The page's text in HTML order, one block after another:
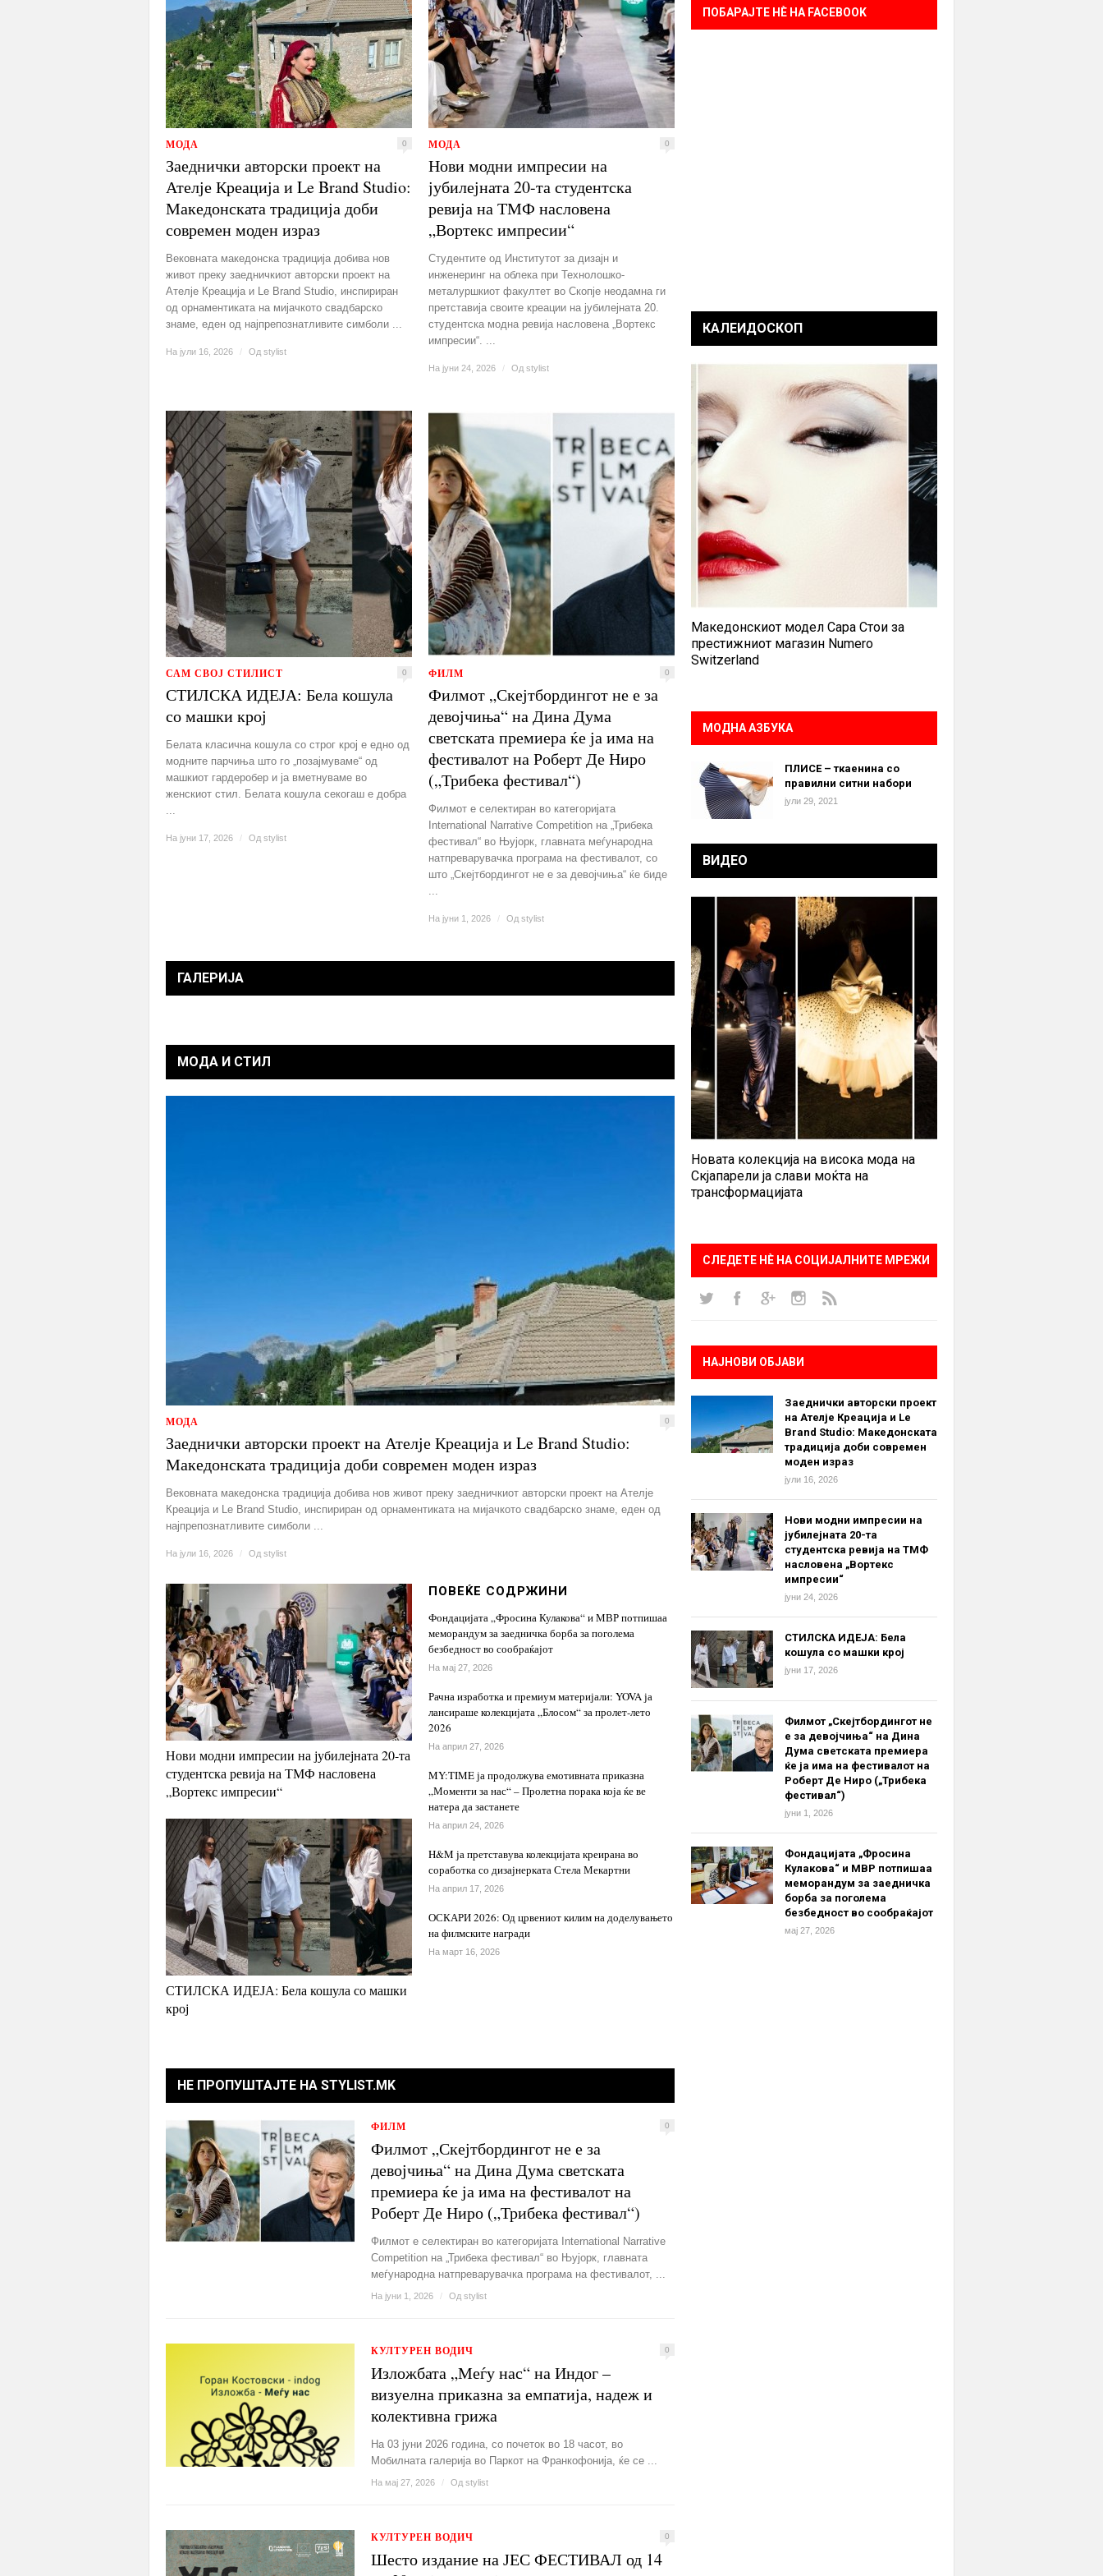
МОДА 0
Заеднички авторски проект на
Ателје Креација и Le Brand Studio:
Македонската традиција доби
современ моден израз
Вековната македонска традиција добива нов
живот преку заедничкиот авторски проект на
Ателје Креација и Le Brand Studio, инспириран
од орнаментиката на мијачкото свадбарско
знаме, еден од најпрепознатливите симболи ...
На јули 16, 2026 / Од stylist
МОДА 0
Нови модни импресии на
јубилејната 20-та студентска
ревија на ТМФ насловена
„Вортекс импресии“
Студентите од Институтот за дизајн и
инженеринг на облека при Технолошко-
металуршкиот факултет во Скопје неодамна ги
претставија своите креации на јубилејната 20.
студентска модна ревија насловена „Вортекс
импресии“. ...
На јуни 24, 2026 / Од stylist
САМ СВОЈ СТИЛИСТ 0
СТИЛСКА ИДЕЈА: Бела кошула
со машки крој
Белата класична кошула со строг крој е едно од
модните парчиња што го „позајмуваме“ од
машкиот гардеробер и ја вметнуваме во
женскиот стил. Белата кошула секогаш е добра
...
На јуни 17, 2026 / Од stylist
ФИЛМ 0
Филмот „Скејтбордингот не е за
девојчиња“ на Дина Дума
светската премиера ќе ја има на
фестивалот на Роберт Де Ниро
(„Трибека фестивал“)
Филмот е селектиран во категоријата
International Narrative Competition на „Трибека
фестивал“ во Њујорк, главната меѓународна
натпреварувачка програма на фестивалот, со
што „Скејтбордингот не е за девојчиња“ ќе биде
...
На јуни 1, 2026 / Од stylist
ГАЛЕРИЈА
МОДА И СТИЛ
МОДА 0
Заеднички авторски проект на Ателје Креација и Le Brand Studio:
Македонската традиција доби современ моден израз
Вековната македонска традиција добива нов живот преку заедничкиот авторски проект на Ателје
Креација и Le Brand Studio, инспириран од орнаментиката на мијачкото свадбарско знаме, еден од
најпрепознатливите симболи ...
На јули 16, 2026 / Од stylist
Нови модни импресии на јубилејната 20-та
студентска ревија на ТМФ насловена
„Вортекс импресии“
СТИЛСКА ИДЕЈА: Бела кошула со машки
крој
ПОВЕЌЕ СОДРЖИНИ
Фондацијата „Фросина Кулакова“ и МВР потпишаа
меморандум за заедничка борба за поголема
безбедност во сообраќајот
На мај 27, 2026
Рачна изработка и премиум материјали: YOVA ја
лансираше колекцијата „Блосом“ за пролет-лето
2026
На април 27, 2026
MY:TIME ја продолжува емотивната приказна
„Моменти за нас“ – Пролетна порака која ќе ве
натера да застанете
На април 24, 2026
H&M ја претставува колекцијата креирана во
соработка со дизајнерката Стела Мекартни
На април 17, 2026
ОСКАРИ 2026: Од црвениот килим на доделувањето
на филмските награди
На март 16, 2026
НЕ ПРОПУШТАЈТЕ НА STYLIST.MK
ФИЛМ 0
Филмот „Скејтбордингот не е за
девојчиња“ на Дина Дума светската
премиера ќе ја има на фестивалот на
Роберт Де Ниро („Трибека фестивал“)
Филмот е селектиран во категоријата International Narrative
Competition на „Трибека фестивал“ во Њујорк, главната
меѓународна натпреварувачка програма на фестивалот, ...
На јуни 1, 2026 / Од stylist
КУЛТУРЕН ВОДИЧ 0
Изложбата „Меѓу нас“ на Индог –
визуелна приказна за емпатија, надеж и
колективна грижа
На 03 јуни 2026 година, со почеток во 18 часот, во
Мобилната галерија во Паркот на Франкофонија, ќе се ...
На мај 27, 2026 / Од stylist
КУЛТУРЕН ВОДИЧ 0
Шесто издание на ЈЕС ФЕСТИВАЛ од 14
ПОБАРАЈТЕ НÈ НА FACEBOOK
КАЛЕИДОСКОП
Македонскиот модел Сара Стои за
престижниот магазин Numero
Switzerland
МОДНА АЗБУКА
ПЛИСЕ – ткаенина со
правилни ситни набори
јули 29, 2021
ВИДЕО
Новата колекција на висока мода на
Скјапарели ја слави моќта на
трансформацијата
СЛЕДЕТЕ НÈ НА СОЦИЈАЛНИТЕ МРЕЖИ
НАЈНОВИ ОБЈАВИ
Заеднички авторски проект
на Ателје Креација и Le
Brand Studio: Македонската
традиција доби современ
моден израз
јули 16, 2026
Нови модни импресии на
јубилејната 20-та
студентска ревија на ТМФ
насловена „Вортекс
импресии“
јуни 24, 2026
СТИЛСКА ИДЕЈА: Бела
кошула со машки крој
јуни 17, 2026
Филмот „Скејтбордингот не
е за девојчиња“ на Дина
Дума светската премиера
ќе ја има на фестивалот на
Роберт Де Ниро („Трибека
фестивал“)
јуни 1, 2026
Фондацијата „Фросина
Кулакова“ и МВР потпишаа
меморандум за заедничка
борба за поголема
безбедност во сообраќајот
мај 27, 2026